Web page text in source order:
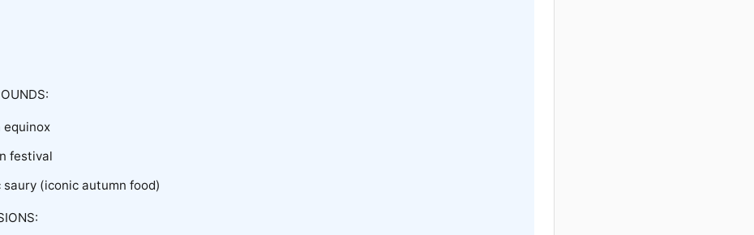
equinox
festival
saury (iconic autumn food)